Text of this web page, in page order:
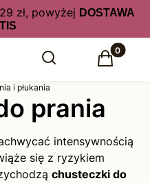
zł, powyżej DOSTAWA
Otwórz wyszukiwarkę
Szukaj Produkty
Koszyk
i płukania
prania
intensywnością
się z ryzykiem
chusteczki do